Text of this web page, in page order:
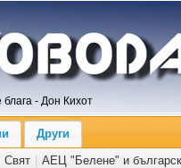
- Дон Кихот
Други
Свят
АЕЦ "Белене" и